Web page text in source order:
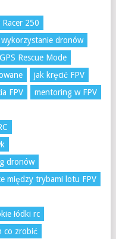
Racer 250
dronów
GPS Rescue Mode
jak kręcić FPV
FPV
mentoring w FPV
dronów
między trybami lotu FPV
łódki rc
co zrobić